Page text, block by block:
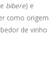
bibere) e
como origem
de vinho